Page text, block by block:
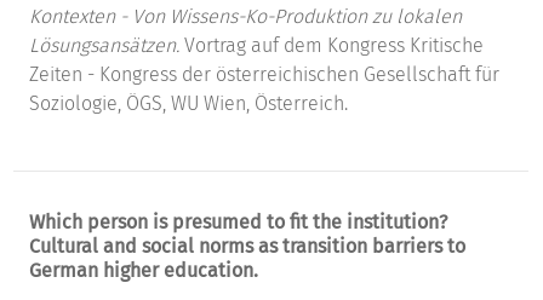
Kontexten - Von Wissens-Ko-Produktion zu lokalen
Lösungsansätzen. Vortrag auf dem Kongress Kritische
Zeiten - Kongress der österreichischen Gesellschaft für
Soziologie, ÖGS, WU Wien, Österreich.
Which person is presumed to fit the institution?
Cultural and social norms as transition barriers to
German higher education.